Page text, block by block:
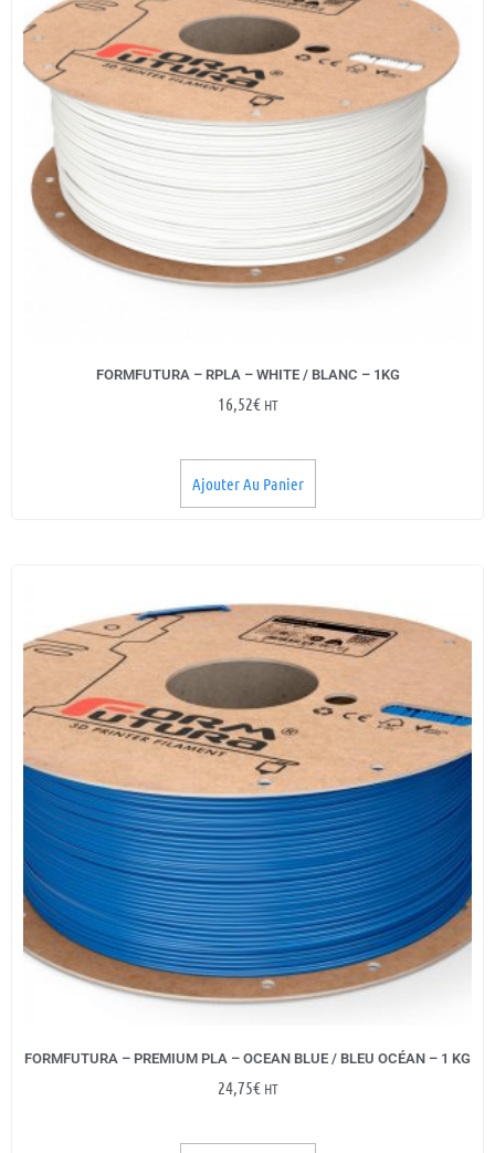
FORMFUTURA – RPLA – WHITE / BLANC – 1KG
16,52€ HT
Ajouter Au Panier
FORMFUTURA – PREMIUM PLA – OCEAN BLUE / BLEU OCÉAN – 1 KG
24,75€ HT